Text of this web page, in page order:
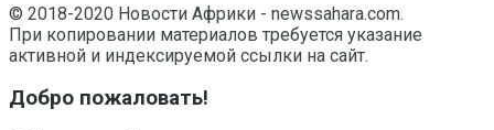
© 2018-2020 Новости Африки - newssahara.com.
При копировании материалов требуется указание
активной и индексируемой ссылки на сайт.
Добро пожаловать!